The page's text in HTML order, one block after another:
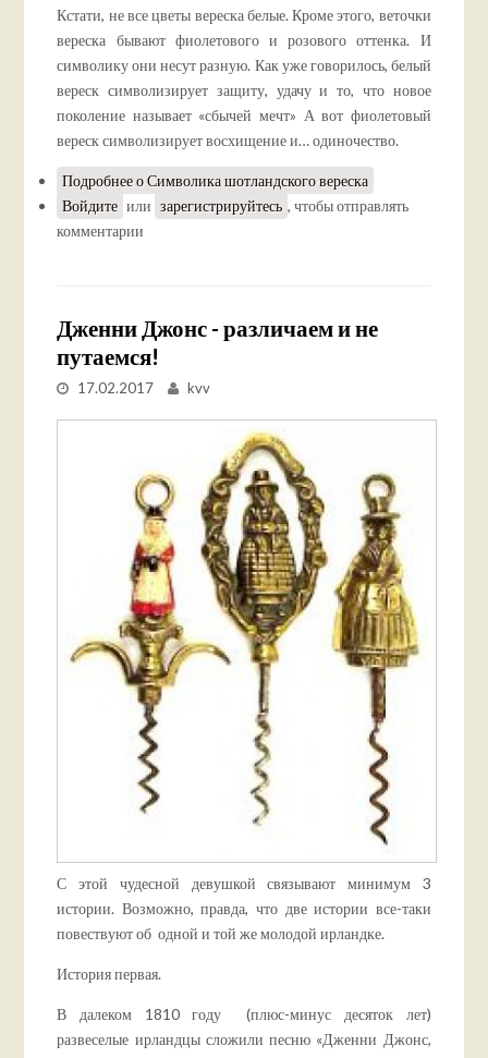
Кстати, не все цветы вереска белые. Кроме этого, веточки
вереска бывают фиолетового и розового оттенка. И
символику они несут разную. Как уже говорилось, белый
вереск символизирует защиту, удачу и то, что новое
поколение называет «сбычей мечт» А вот фиолетовый
вереск символизирует восхищение и… одиночество.
Подробнеео Символика шотландского вереска
Войдите или зарегистрируйтесь , чтобы отправлять
комментарии
Дженни Джонс - различаем и не
путаемся!
17.02.2017 kvv
С этой чудесной девушкой связывают минимум 3
истории. Возможно, правда, что две истории все-таки
повествуют об одной и той же молодой ирландке.
История первая.
В далеком 1810 году (плюс-минус десяток лет)
развеселые ирландцы сложили песню «Дженни Джонс,